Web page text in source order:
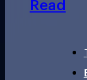
Read